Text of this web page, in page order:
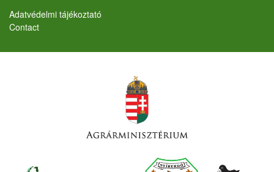
Lábléc
Adatvédelmi tájékoztató
Contact